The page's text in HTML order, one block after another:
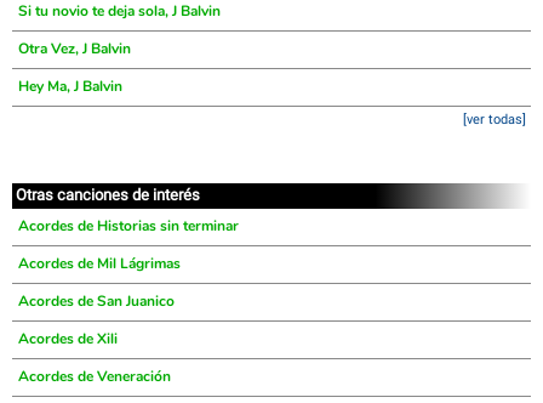
Si tu novio te deja sola, J Balvin
Otra Vez, J Balvin
Hey Ma, J Balvin
[ver todas]
Otras canciones de interés
Acordes de Historias sin terminar
Acordes de Mil Lágrimas
Acordes de San Juanico
Acordes de Xili
Acordes de Veneración